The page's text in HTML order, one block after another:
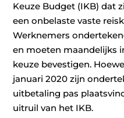
Keuze Budget (IKB) dat
een onbelaste vaste
Werknemers
en moeten maandelijks
keuze bevestigen.
januari 2020 zijn
uitbetaling pas
uitruil van het IKB.